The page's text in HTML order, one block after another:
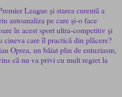
League și starea curentă a
autoanaliza pe care și-o face
în acest sport ultra-competitiv și
care îl practică din plăcere?
Oprea, un băiat plin de entuziasm,
că nu va privi cu mult regret la